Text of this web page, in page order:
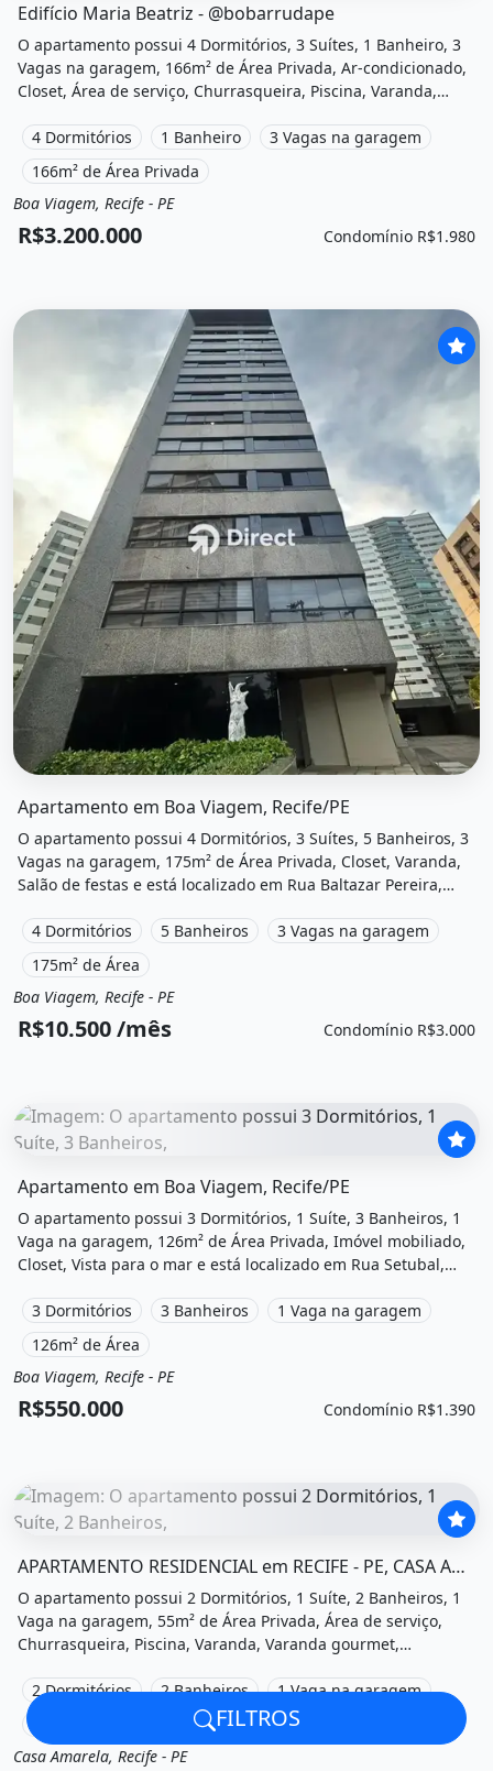
FILTROS
Edifício Maria Beatriz - @bobarrudape
O apartamento possui 4 Dormitórios, 3 Suítes, 1 Banheiro, 3
Vagas na garagem, 166m² de Área Privada, Ar-condicionado,
Closet, Área de serviço, Churrasqueira, Piscina, Varanda,
Salão de festas, Quadra poliesportiva, Playground, Salão de
jogos e está localizado em Avenida Boa Viagem, Recife, Pe à
venda por R$3.200.000 e Condomínio por R$1.980 /Mês.
4 Dormitórios 1 Banheiro
3 Vagas na garagem
166m² de Área Privada
Venda
Apartamento
Boa Viagem, Recife - PE
R$3.200.000 Condomínio R$1.980
Apartamento em Boa Viagem, Recife/PE
O apartamento possui 4 Dormitórios, 3 Suítes, 5 Banheiros, 3
Vagas na garagem, 175m² de Área Privada, Closet, Varanda,
Salão de festas e está localizado em Rua Baltazar Pereira,
R$3.000 /Mês.
4 Dormitórios 5 Banheiros
3 Vagas na garagem
175m² de Área
Aluguel
Apartamento
Boa Viagem, Recife - PE
R$10.500 /mês Condomínio R$3.000
Apartamento em Boa Viagem, Recife/PE
O apartamento possui 3 Dormitórios, 1 Suíte, 3 Banheiros, 1
Vaga na garagem, 126m² de Área Privada, Imóvel mobiliado,
Closet, Vista para o mar e está localizado em Rua Setubal,
/Mês.
3 Dormitórios 3 Banheiros
1 Vaga na garagem
126m² de Área
Venda
Apartamento
Boa Viagem, Recife - PE
R$550.000 Condomínio R$1.390
APARTAMENTO RESIDENCIAL em RECIFE - PE, CASA AMARELA
O apartamento possui 2 Dormitórios, 1 Suíte, 2 Banheiros, 1
Vaga na garagem, 55m² de Área Privada, Área de serviço,
Churrasqueira, Piscina, Varanda, Varanda gourmet,
localizado em Estrada do Encanamento, Recife, Pe à venda
por R$490.000 e Condomínio por R$600 /Mês.
2 Dormitórios 2 Banheiros
1 Vaga na garagem
Venda
Apartamento
Casa Amarela, Recife - PE